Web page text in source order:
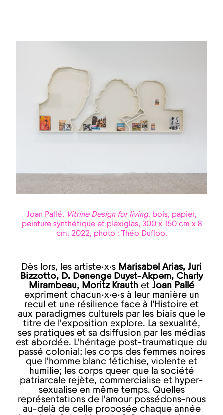
Joan Pallé, Vitrine Design for living, bois, papier,
peinture synthétique et plexiglas, 300 x 150 cm x 8
cm, 2022, photo : Théo Dufloo.
Dès lors, les artiste·x·s Marisabel Arias, Juri
Bizzotto, D. Denenge Duyst-Akpem, Charly
Mirambeau, Moritz Krauth et Joan Pallé
expriment chacun·x·e·s à leur manière un
recul et une résilience face à l’Histoire et
aux paradigmes culturels par les biais que le
titre de l’exposition explore. La sexualité,
ses pratiques et sa dsiffusion par les médias
est abordée. L’héritage post-traumatique du
passé colonial; les corps des femmes noires
que l’homme blanc fétichise, violente et
humilie; les corps queer que la société
patriarcale rejète, commercialise et hyper-
sexualise en même temps. Quelles
représentations de l’amour possédons-nous
au-delà de celle proposée chaque année